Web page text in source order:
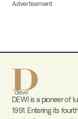
Advertisement
DEWI is a pioneer of
1991. Entering its